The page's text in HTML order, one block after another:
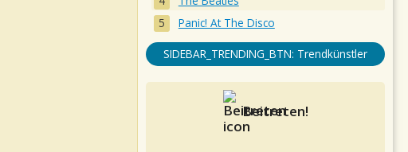
Panic! At The Disco
SIDEBAR_TRENDING_BTN: Trendkünstler
Beitreten!